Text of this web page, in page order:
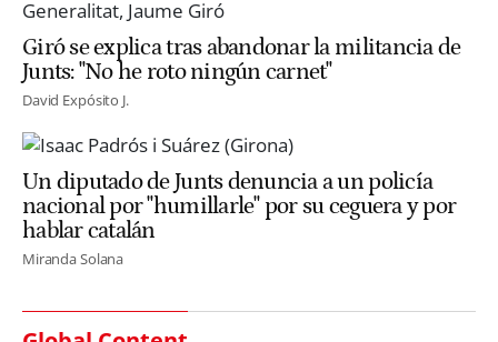
Giró se explica tras abandonar la militancia de
Junts: "No he roto ningún carnet"
David Expósito J.
Un diputado de Junts denuncia a un policía
nacional por "humillarle" por su ceguera y por
hablar catalán
Miranda Solana